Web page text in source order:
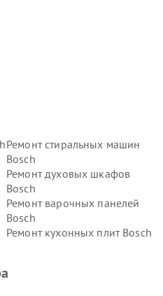
Ремонт стиральных машин
Bosch
Ремонт духовых шкафов
Bosch
Ремонт варочных панелей
Bosch
Ремонт кухонных плит Bosch
Ремонт морозильных камер